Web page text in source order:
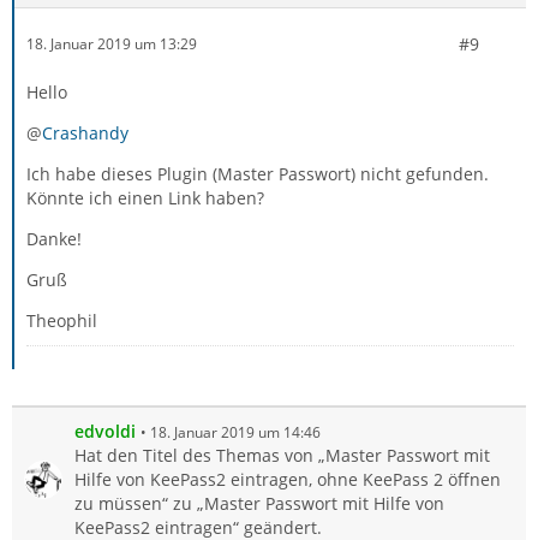
18. Januar 2019 um 13:29 #9
Hello
@Crashandy
Ich habe dieses Plugin (Master Passwort) nicht gefunden.
Könnte ich einen Link haben?
Danke!
Gruß
Theophil
edvoldi 18. Januar 2019 um 14:46
Hat den Titel des Themas von „Master Passwort mit
Hilfe von KeePass2 eintragen, ohne KeePass 2 öffnen
zu müssen“ zu „Master Passwort mit Hilfe von
KeePass2 eintragen“ geändert.